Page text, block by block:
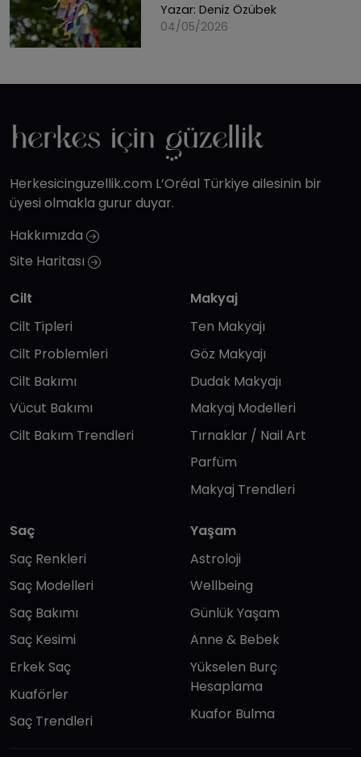
Yazar: Deniz Özübek
04/05/2026
Herkesicinguzellik.com L’Oréal Türkiye ailesinin bir
üyesi olmakla gurur duyar.
Hakkımızda
Site Haritası
Cilt
Cilt Tipleri
Cilt Problemleri
Cilt Bakımı
Vücut Bakımı
Cilt Bakım Trendleri
Makyaj
Ten Makyajı
Göz Makyajı
Dudak Makyajı
Makyaj Modelleri
Tırnaklar / Nail Art
Parfüm
Makyaj Trendleri
Saç
Saç Renkleri
Saç Modelleri
Saç Bakımı
Saç Kesimi
Erkek Saç
Kuaförler
Saç Trendleri
Yaşam
Astroloji
Wellbeing
Günlük Yaşam
Anne & Bebek
Yükselen Burç
Hesaplama
Kuafor Bulma